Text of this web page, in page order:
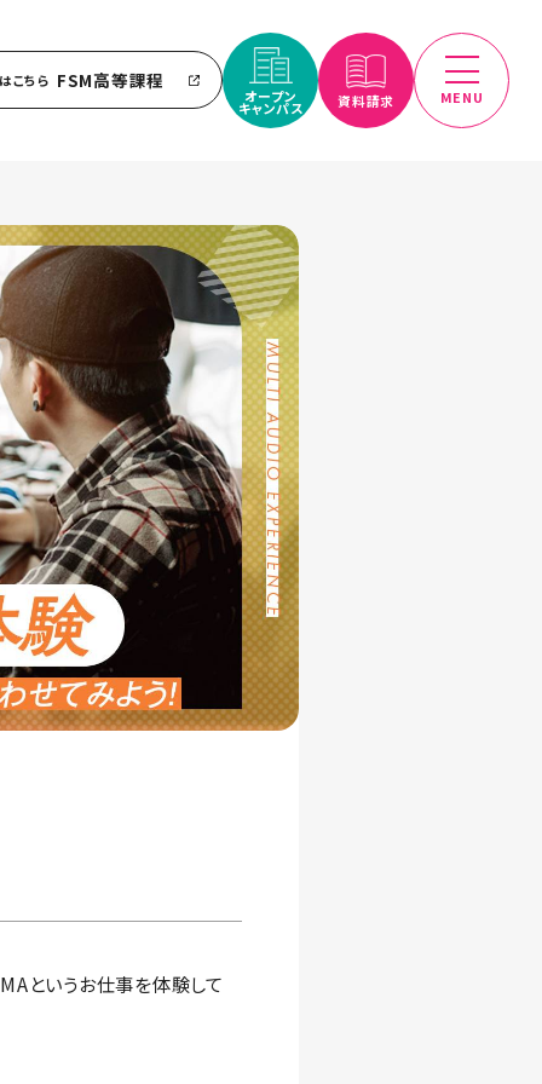
こちら FSM高等課程
オープン
キャンパス 資料請求 MENU
というお仕事を体験して